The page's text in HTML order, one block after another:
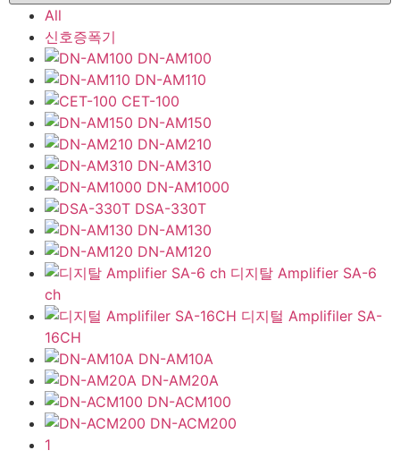
All
신호증폭기
DN-AM100
DN-AM110
CET-100
DN-AM150
DN-AM210
DN-AM310
DN-AM1000
DSA-330T
DN-AM130
DN-AM120
디지탈 Amplifier SA-6
ch
디지털 Amplifiler SA-
16CH
DN-AM10A
DN-AM20A
DN-ACM100
DN-ACM200
1